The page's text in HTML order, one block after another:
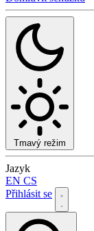
Tmavý režim
Jazyk
EN CS
Přihlásit se